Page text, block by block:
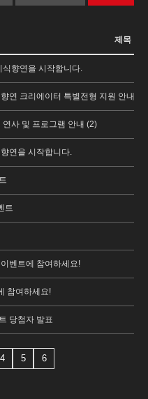
제목
식향연을 시작합니다.
연 크리에이터 특별전형 지원 안내 (1)
사 및 프로그램 안내 (2)
연을 시작합니다.
트
벤트에 참여하세요!
참여하세요!
당첨자 발표
4 5 6